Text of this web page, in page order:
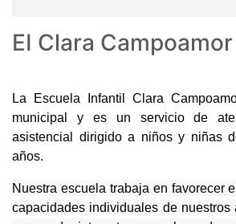
EI Clara Campoamor
La Escuela Infantil Clara
municipal y es un servicio de
asistencial dirigido a niños y niñas
años.
Nuestra escuela trabaja en favorecer
capacidades individuales de nuestros